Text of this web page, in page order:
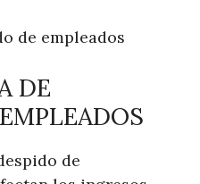
de empleados
DE
de